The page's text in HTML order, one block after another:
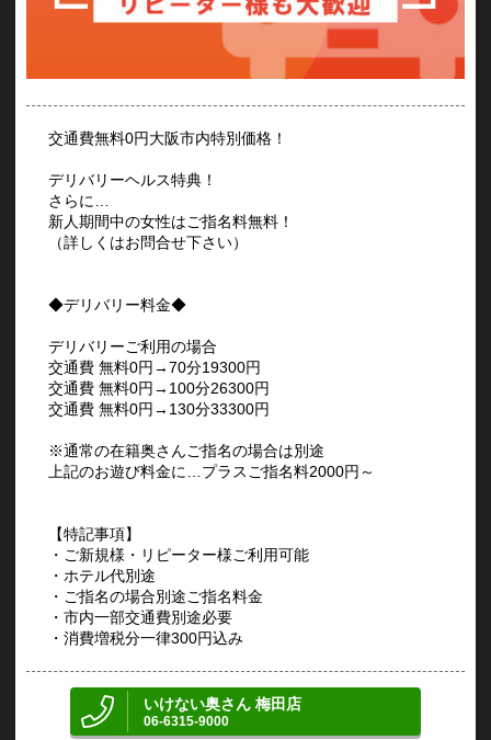
交通費無料0円大阪市内特別価格！
デリバリーヘルス特典！
さらに…
新人期間中の女性はご指名料無料！
（詳しくはお問合せ下さい）
◆デリバリー料金◆
デリバリーご利用の場合
交通費 無料0円→70分19300円
交通費 無料0円→100分26300円
交通費 無料0円→130分33300円
※通常の在籍奥さんご指名の場合は別途
上記のお遊び料金に…プラスご指名料2000円～
【特記事項】
・ご新規様・リピーター様ご利用可能
・ホテル代別途
・ご指名の場合別途ご指名料金
・市内一部交通費別途必要
・消費増税分一律300円込み
いけない奥さん 梅田店
06-6315-9000